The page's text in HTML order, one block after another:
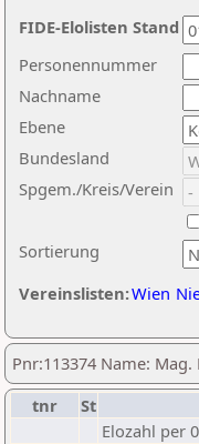
Nachname
Ebene
Sortierung
Personennummer
Bundesland
Spgem./Kreis/Verein
Vereinslisten:Wien
FIDE-Elolisten Stand
Pnr:113374 Name:
tnr
St
Elozahl per